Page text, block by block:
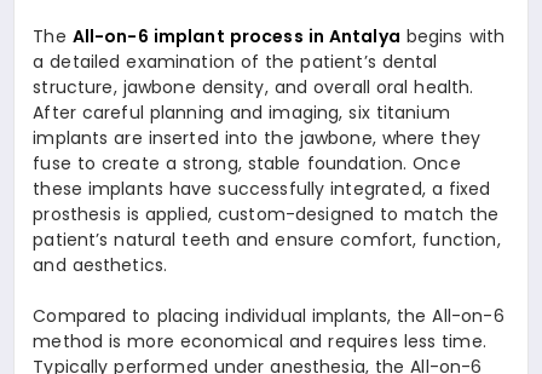
The All-on-6 implant process in Antalya begins with
a detailed examination of the patient’s dental
structure, jawbone density, and overall oral health.
After careful planning and imaging, six titanium
implants are inserted into the jawbone, where they
fuse to create a strong, stable foundation. Once
these implants have successfully integrated, a fixed
prosthesis is applied, custom-designed to match the
patient’s natural teeth and ensure comfort, function,
and aesthetics.
Compared to placing individual implants, the All-on-6
method is more economical and requires less time.
Typically performed under anesthesia, the All-on-6